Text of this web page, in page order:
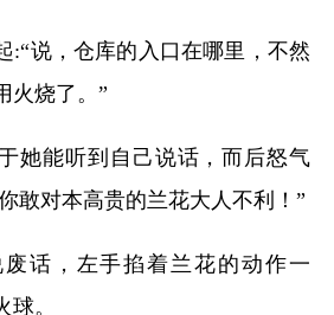
:“说，仓库的入口在哪里，不然
火烧了。”
她能听到自己说话，而后怒气
敢对本高贵的兰花大人不利！”
话，左手掐着兰花的动作一
。